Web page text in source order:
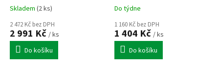
12/24 V, XDS2, 40A, vstup
Skladem (2 ks)
2 472 Kč bez DPH
2 991 Kč / ks
Do košíku
Do týdne
1 160 Kč bez DPH
1 404 Kč / ks
Do košíku